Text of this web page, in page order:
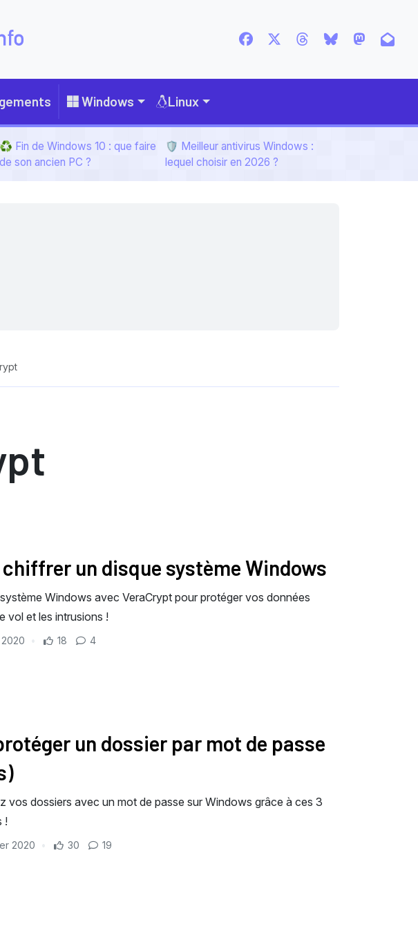
Windows Linux
♻️ Fin de Windows 10 : que faire
de son ancien PC ?
🛡️ Meilleur antivirus Windows :
lequel choisir en 2026 ?
un disque système Windows
Windows avec VeraCrypt pour protéger vos données
vol et les intrusions !
2020 18 4
un dossier par mot de passe
vos dossiers avec un mot de passe sur Windows grâce à ces 3
!
2020 30 19